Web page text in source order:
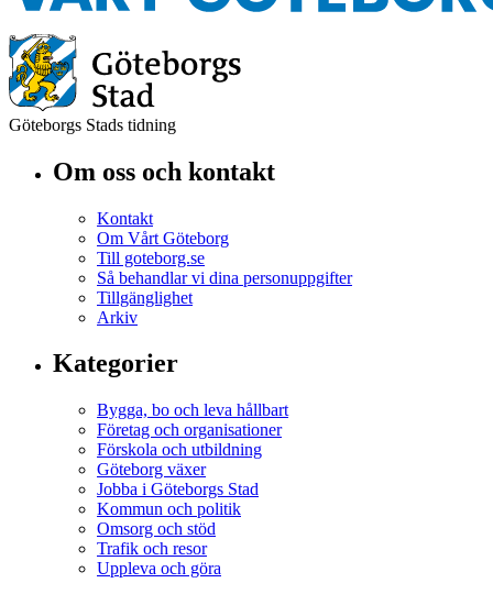
Göteborgs Stads tidning
Om oss och kontakt
Kontakt
Om Vårt Göteborg
Till goteborg.se
Så behandlar vi dina personuppgifter
Tillgänglighet
Arkiv
Kategorier
Bygga, bo och leva hållbart
Företag och organisationer
Förskola och utbildning
Göteborg växer
Jobba i Göteborgs Stad
Kommun och politik
Omsorg och stöd
Trafik och resor
Uppleva och göra